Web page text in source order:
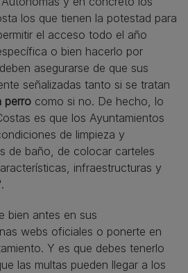
los que tienen la potestad para
el acceso todo el año
o bien hacerlo por
asegurarse de que sus
señalizadas tanto si se tratan
perro como si no. De hecho, lo
es que los Ayuntamientos
de limpieza y
de baño, de colocar carteles
infraestructuras y
bien antes en sus
webs oficiales o ponerte en
Y es que debes tenerlo
las multas pueden llegar a los